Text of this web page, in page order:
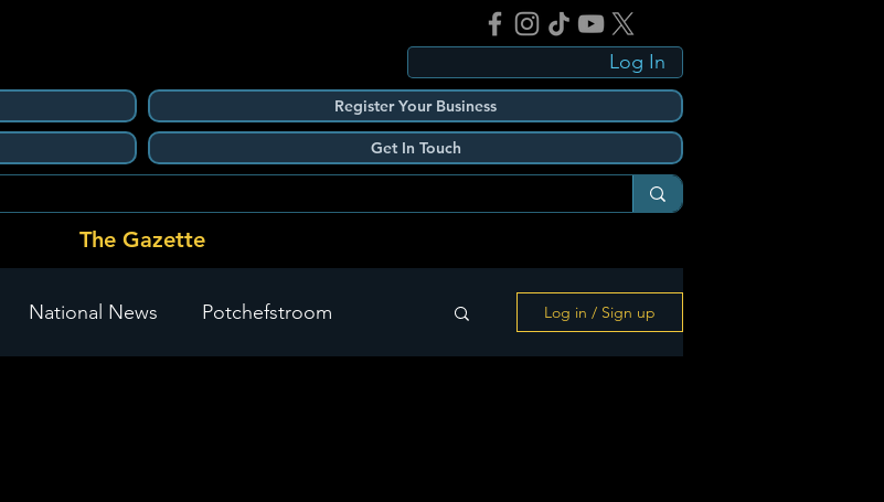
Log In
Register Your Business
Get In Touch
The Gazette
National News Potchefstroom Log in / Sign up